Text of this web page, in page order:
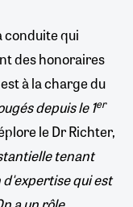
conduite qui
des honoraires
à la charge du
depuis le 1er
le Dr Richter,
tenant
qui est